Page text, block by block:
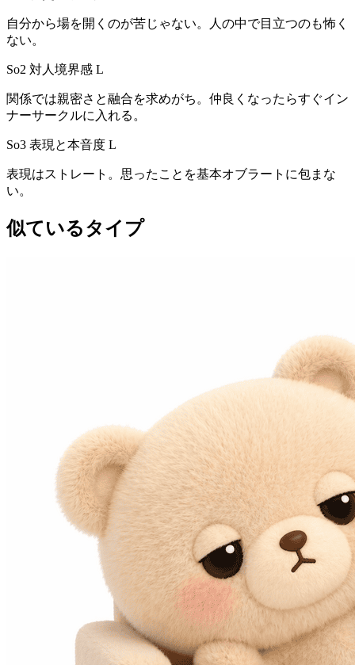
自分から場を開くのが苦じゃない。人の中で目立つのも怖く
ない。
So2 対人境界感 L
関係では親密さと融合を求めがち。仲良くなったらすぐイン
ナーサークルに入れる。
So3 表現と本音度 L
表現はストレート。思ったことを基本オブラートに包まな
い。
似ているタイプ